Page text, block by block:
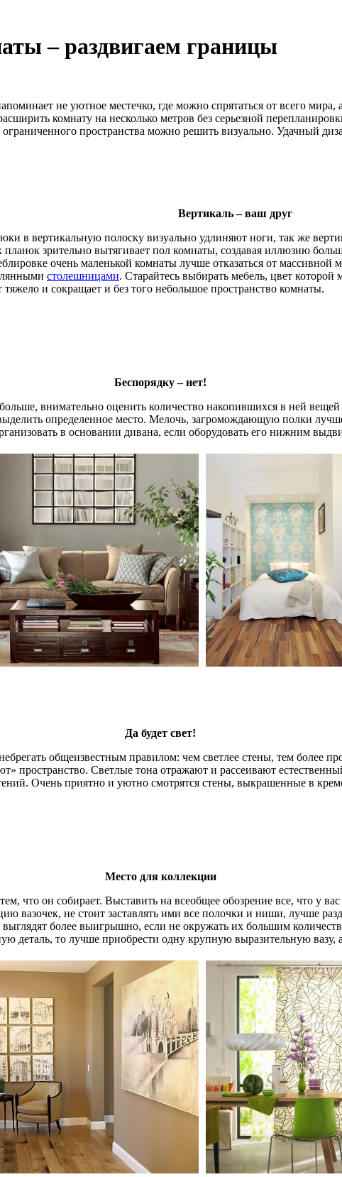
– раздвигаем границы
не уютное местечко, где можно спрятаться от всего
комнату на несколько метров без серьезной
пространства можно решить визуально. Удачный
Вертикаль – ваш друг
в вертикальную полоску визуально удлиняют ноги, так же
зрительно вытягивает пол комнаты, создавая иллюзию
очень маленькой комнаты лучше отказаться от массивной
столешницами. Старайтесь выбирать мебель, цвет
и сокращает и без того небольшое пространство комнаты.
Беспорядку – нет!
внимательно оценить количество накопившихся в ней вещей
определенное место. Мелочь, загромождающую полки
в основании дивана, если оборудовать его нижним
Да будет свет!
общеизвестным правилом: чем светлее стены, тем более
пространство. Светлые тона отражают и рассеивают
Очень приятно и уютно смотрятся стены, выкрашенные в
Место для коллекции
что он собирает. Выставить на всеобщее обозрение все, что у
вазочек, не стоит заставлять ими все полочки и ниши, лучше
более выигрышно, если не окружать их большим
деталь, то лучше приобрести одну крупную выразительную вазу,